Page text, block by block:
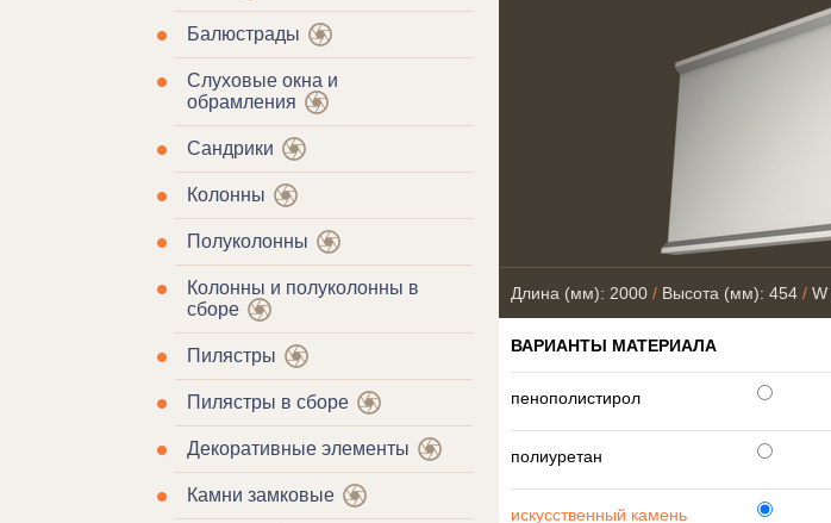
Балюстрады
Слуховые окна и
обрамления
Сандрики
Колонны
Полуколонны
Колонны и полуколонны в
сборе
Пилястры
Пилястры в сборе
Декоративные элементы
Камни замковые
Длина (мм): 2000 / Высота (мм): 454 /
ВАРИАНТЫ МАТЕРИАЛА
пенополистирол
полиуретан
искусственный камень